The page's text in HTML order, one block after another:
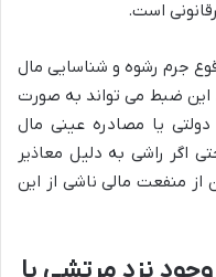
است.
جرم رشوه و شناسایی مال
این ضبط می تواند به صورت
یا مصادره عینی مال
اگر راشی به دلیل معاذیر
از منفعت مالی ناشی از این
نزد مرتشی یا